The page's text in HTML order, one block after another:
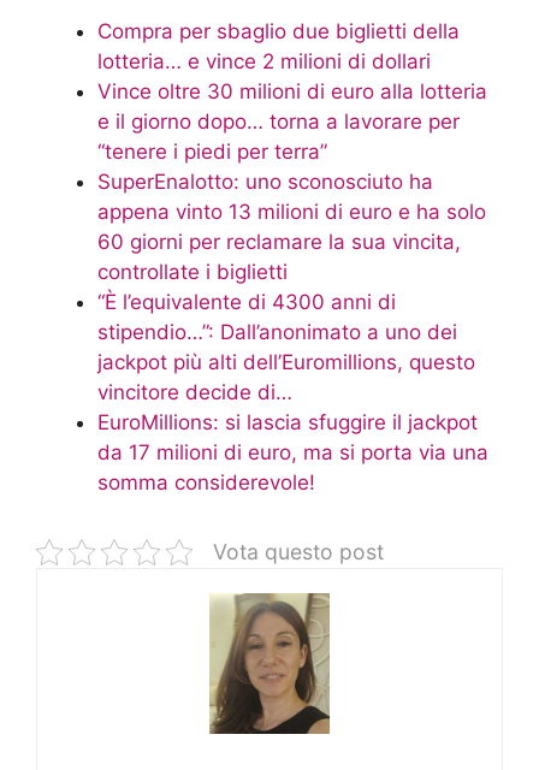
Compra per sbaglio due biglietti della
lotteria… e vince 2 milioni di dollari
Vince oltre 30 milioni di euro alla lotteria
e il giorno dopo… torna a lavorare per
“tenere i piedi per terra”
SuperEnalotto: uno sconosciuto ha
appena vinto 13 milioni di euro e ha solo
60 giorni per reclamare la sua vincita,
controllate i biglietti
“È l’equivalente di 4300 anni di
stipendio…”: Dall’anonimato a uno dei
jackpot più alti dell’Euromillions, questo
vincitore decide di…
EuroMillions: si lascia sfuggire il jackpot
da 17 milioni di euro, ma si porta via una
somma considerevole!
Vota questo post